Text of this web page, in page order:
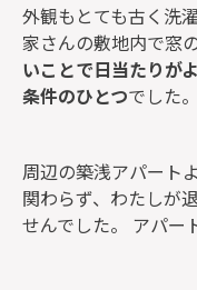
外観もとても古く洗
家さんの敷地内で窓
いことで日当たりが
条件のひとつでした。
周辺の築浅アパート
関わらず、わたしが
せんでした。 アパー